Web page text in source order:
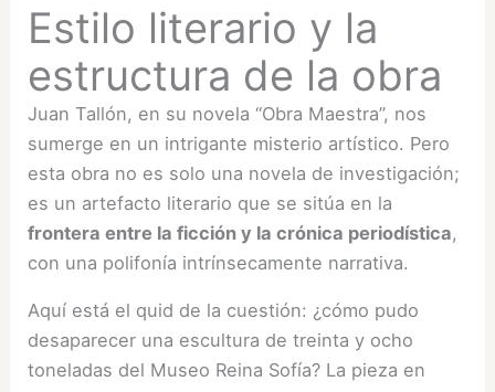
Estilo literario y la
estructura de la obra
Juan Tallón, en su novela “Obra Maestra”, nos
sumerge en un intrigante misterio artístico. Pero
esta obra no es solo una novela de investigación;
es un artefacto literario que se sitúa en la
frontera entre la ficción y la crónica periodística,
con una polifonía intrínsecamente narrativa.
Aquí está el quid de la cuestión: ¿cómo pudo
desaparecer una escultura de treinta y ocho
toneladas del Museo Reina Sofía? La pieza en